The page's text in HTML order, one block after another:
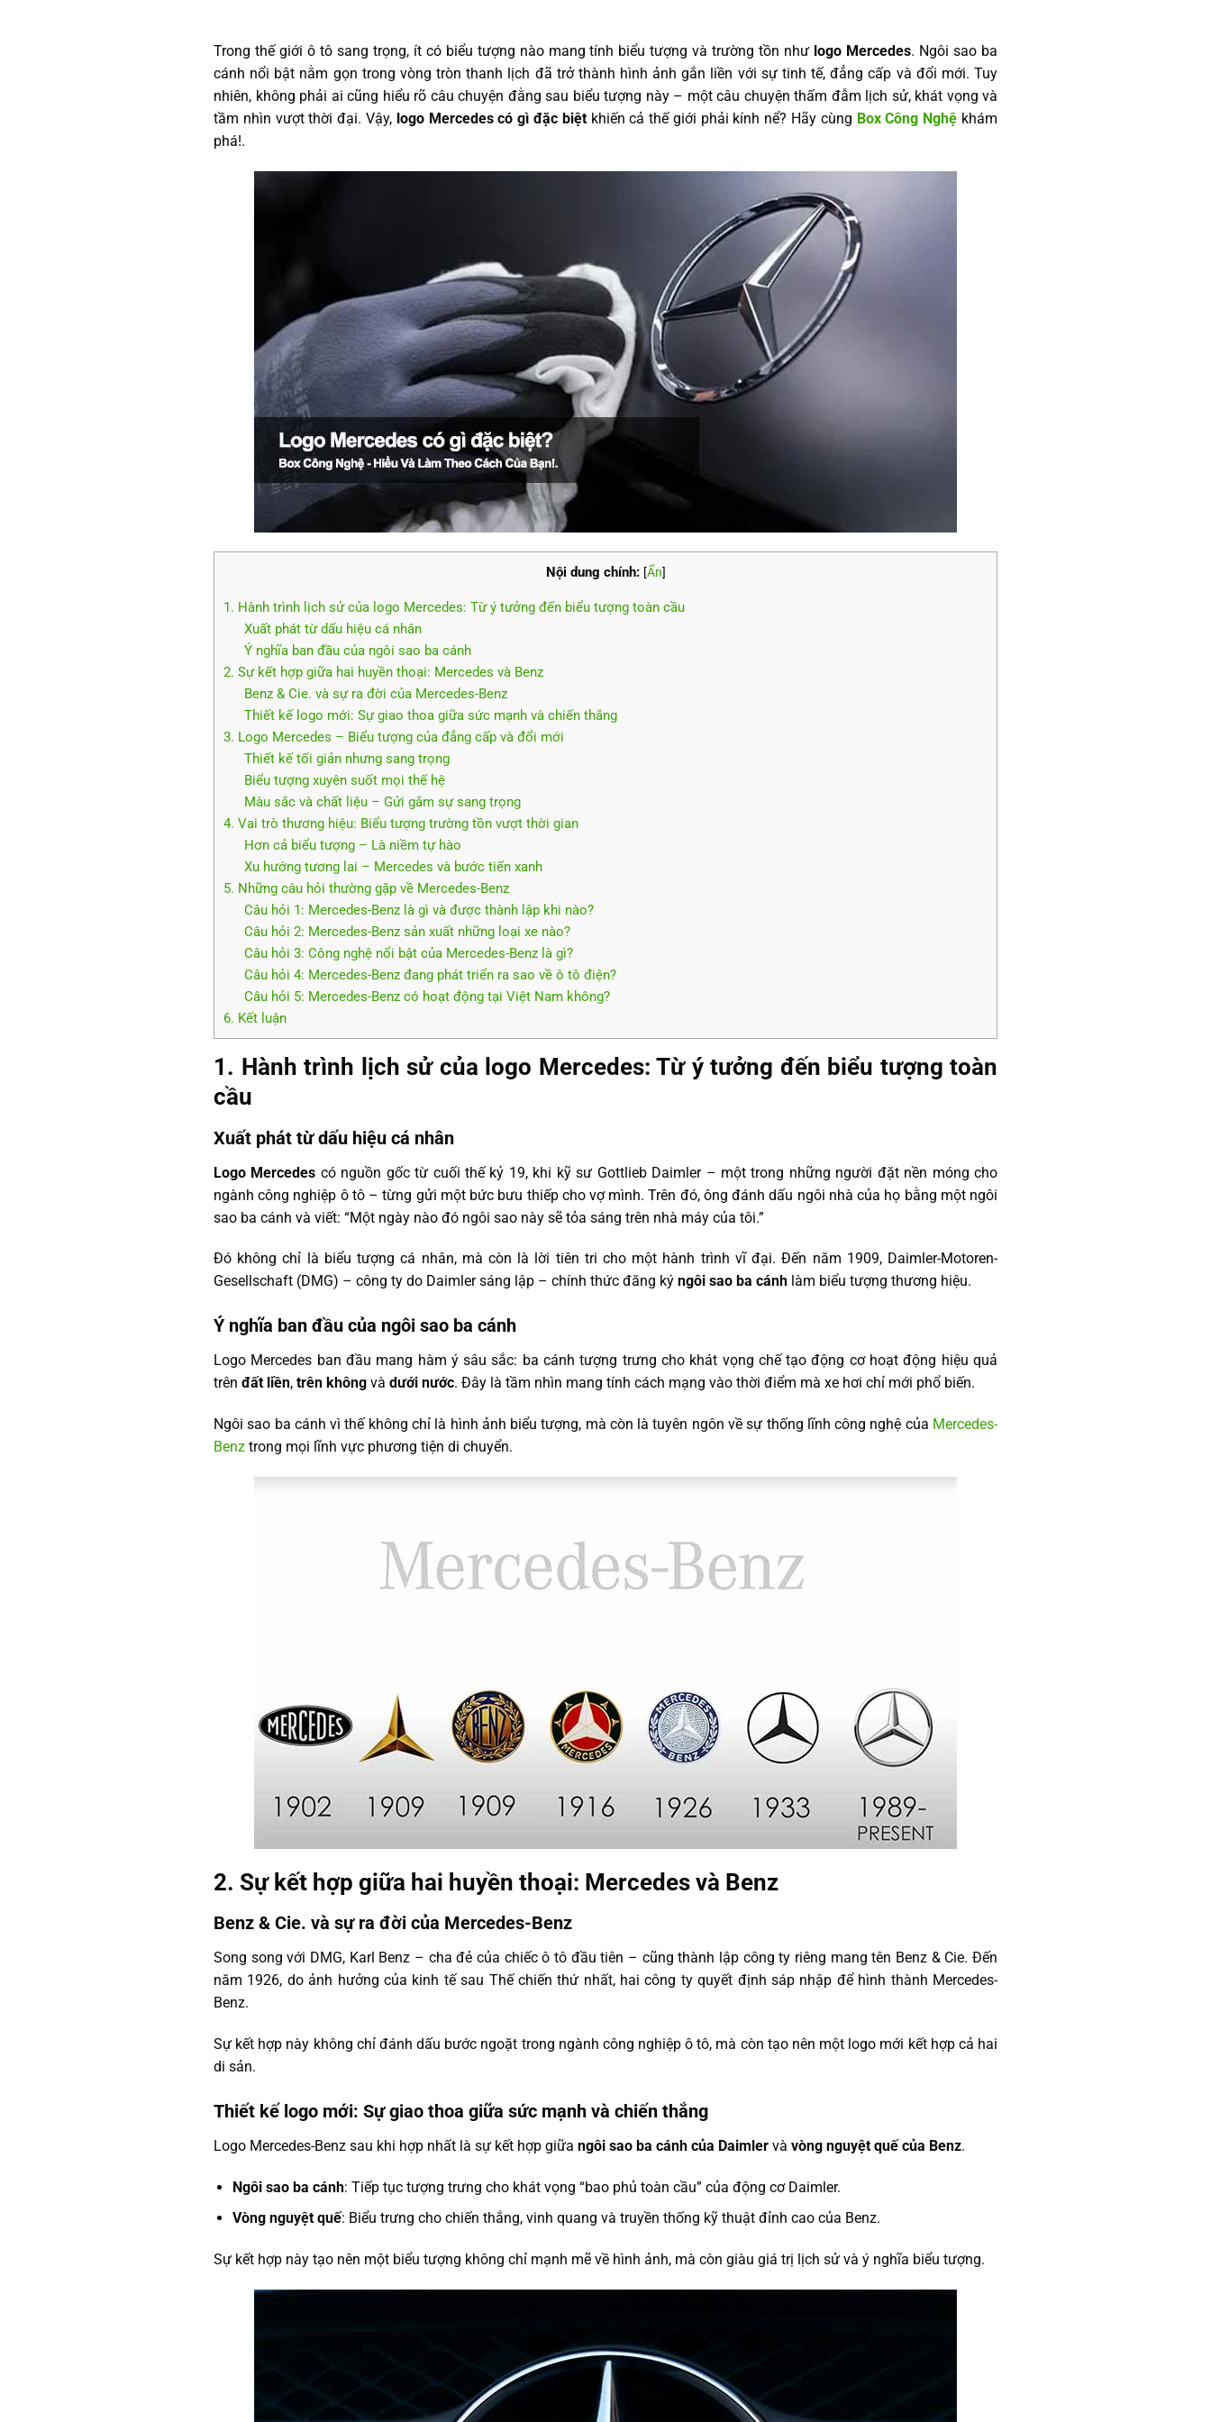
Trong thế giới ô tô sang trọng, ít có biểu tượng nào mang tính biểu tượng và trường tồn như logo Mercedes. Ngôi sao ba
cánh nổi bật nằm gọn trong vòng tròn thanh lịch đã trở thành hình ảnh gắn liền với sự tinh tế, đẳng cấp và đổi mới. Tuy
nhiên, không phải ai cũng hiểu rõ câu chuyện đằng sau biểu tượng này – một câu chuyện thấm đẫm lịch sử, khát vọng và
tầm nhìn vượt thời đại. Vậy, logo Mercedes có gì đặc biệtkhiến cả thế giới phải kính nể? Hãy cùng Box Công Nghệ khám
phá!.
Nội dung chính: [Ẩn]
1. Hành trình lịch sử của logo Mercedes: Từ ý tưởng đến biểu tượng toàn cầu
Xuất phát từ dấu hiệu cá nhân
Ý nghĩa ban đầu của ngôi sao ba cánh
2. Sự kết hợp giữa hai huyền thoại: Mercedes và Benz
Benz & Cie. và sự ra đời của Mercedes-Benz
Thiết kế logo mới: Sự giao thoa giữa sức mạnh và chiến thắng
3. Logo Mercedes – Biểu tượng của đẳng cấp và đổi mới
Thiết kế tối giản nhưng sang trọng
Biểu tượng xuyên suốt mọi thế hệ
Màu sắc và chất liệu – Gửi gắm sự sang trọng
4. Vai trò thương hiệu: Biểu tượng trường tồn vượt thời gian
Hơn cả biểu tượng – Là niềm tự hào
Xu hướng tương lai – Mercedes và bước tiến xanh
5. Những câu hỏi thường gặp về Mercedes-Benz
Câu hỏi 1: Mercedes-Benz là gì và được thành lập khi nào?
Câu hỏi 2: Mercedes-Benz sản xuất những loại xe nào?
Câu hỏi 3: Công nghệ nổi bật của Mercedes-Benz là gì?
Câu hỏi 4: Mercedes-Benz đang phát triển ra sao về ô tô điện?
Câu hỏi 5: Mercedes-Benz có hoạt động tại Việt Nam không?
6. Kết luận
1. Hành trình lịch sử của logo Mercedes: Từ ý tưởng đến biểu tượng toàn
cầu
Xuất phát từ dấu hiệu cá nhân
Logo Mercedes có nguồn gốc từ cuối thế kỷ 19, khi kỹ sư Gottlieb Daimler – một trong những người đặt nền móng cho
ngành công nghiệp ô tô – từng gửi một bức bưu thiếp cho vợ mình. Trên đó, ông đánh dấu ngôi nhà của họ bằng một ngôi
sao ba cánh và viết: “Một ngày nào đó ngôi sao này sẽ tỏa sáng trên nhà máy của tôi.”
Đó không chỉ là biểu tượng cá nhân, mà còn là lời tiên tri cho một hành trình vĩ đại. Đến năm 1909, Daimler-Motoren-
Gesellschaft (DMG) – công ty do Daimler sáng lập – chính thức đăng ký ngôi sao ba cánh làm biểu tượng thương hiệu.
Ý nghĩa ban đầu của ngôi sao ba cánh
Logo Mercedes ban đầu mang hàm ý sâu sắc: ba cánh tượng trưng cho khát vọng chế tạo động cơ hoạt động hiệu quả
trên đất liền, trên không và dưới nước. Đây là tầm nhìn mang tính cách mạng vào thời điểm mà xe hơi chỉ mới phổ biến.
Ngôi sao ba cánh vì thế không chỉ là hình ảnh biểu tượng, mà còn là tuyên ngôn về sự thống lĩnh công nghệ của Mercedes-
Benz trong mọi lĩnh vực phương tiện di chuyển.
2. Sự kết hợp giữa hai huyền thoại: Mercedes và Benz
Benz & Cie. và sự ra đời của Mercedes-Benz
Song song với DMG, Karl Benz – cha đẻ của chiếc ô tô đầu tiên – cũng thành lập công ty riêng mang tên Benz & Cie. Đến
năm 1926, do ảnh hưởng của kinh tế sau Thế chiến thứ nhất, hai công ty quyết định sáp nhập để hình thành Mercedes-
Benz.
Sự kết hợp này không chỉ đánh dấu bước ngoặt trong ngành công nghiệp ô tô, mà còn tạo nên một logo mới kết hợp cả hai
di sản.
Thiết kế logo mới: Sự giao thoa giữa sức mạnh và chiến thắng
Logo Mercedes-Benz sau khi hợp nhất là sự kết hợp giữa ngôi sao ba cánh của Daimler và vòng nguyệt quế của Benz.
Ngôi sao ba cánh: Tiếp tục tượng trưng cho khát vọng “bao phủ toàn cầu” của động cơ Daimler.
Vòng nguyệt quế: Biểu trưng cho chiến thắng, vinh quang và truyền thống kỹ thuật đỉnh cao của Benz.
Sự kết hợp này tạo nên một biểu tượng không chỉ mạnh mẽ về hình ảnh, mà còn giàu giá trị lịch sử và ý nghĩa biểu tượng.